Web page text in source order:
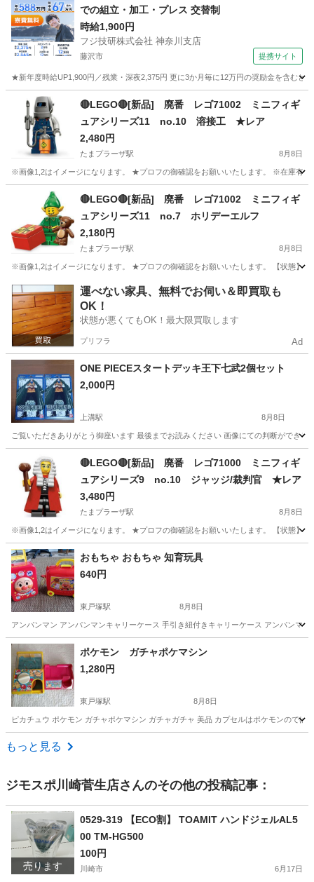
での組立・加工・プレス 交替制
時給1,900円
フジ技研株式会社 神奈川支店
藤沢市 提携サイト
★新年度時給UP1,900円／残業・深夜2,375円 更に3か月毎に12万円の奨励金を含む
神奈川
🔴LEGO🔴[新品] 廃番 レゴ71002 ミニフィギ
ュアシリーズ11 no.10 溶接工 ★レア
2,480円
たまプラーザ駅 8月8日
※画像1,2はイメージになります。 ★プロフの御確認をお願いいたします。 ※在庫有
たまプラーザ駅 おもちゃ
🔴LEGO🔴[新品] 廃番 レゴ71002 ミニフィギ
ュアシリーズ11 no.7 ホリデーエルフ
2,180円
たまプラーザ駅 8月8日
※画像1,2はイメージになります。 ★プロフの御確認をお願いいたします。 【状態】
神奈川 横浜市 たまプラーザ駅 おもちゃ エルフ
運べない家具、無料でお伺い＆即買取も
OK！
状態が悪くてもOK！最大限買取します
プリフラ Ad
ONE PIECEスタートデッキ王下七武2個セット
2,000円
上溝駅 8月8日
ご覧いただきありがとう御座います 最後までお読みください 画像にての判断ができ
神奈川 相模原市 上溝駅 カードゲーム
🔴LEGO🔴[新品] 廃番 レゴ71000 ミニフィギ
ュアシリーズ9 no.10 ジャッジ/裁判官 ★レア
3,480円
たまプラーザ駅 8月8日
※画像1,2はイメージになります。 ★プロフの御確認をお願いいたします。 【状態】
神奈川 横浜市 たまプラーザ駅 おもちゃ
おもちゃ おもちゃ 知育玩具
640円
東戸塚駅 8月8日
アンパンマン アンパンマンキャリーケース 手引き紐付きキャリーケース アンパンマ
神奈川 横浜市 おもちゃ
アンパンマンキャリーケース
ポケモン ガチャポケマシン
1,280円
東戸塚駅 8月8日
ピカチュウ ポケモン ガチャポケマシン ガチャガチャ 美品 カプセルはポケモンので
神奈川 横浜市
もっと見る
ジモスポ川崎菅生店さんのその他の投稿記事：
売ります
0529-319 【ECO割】 TOAMIT ハンドジェルAL5
00 TM-HG500
100円
川崎市 6月17日